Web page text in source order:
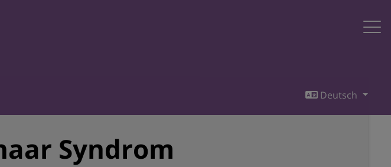
Deutsch
Syndrom